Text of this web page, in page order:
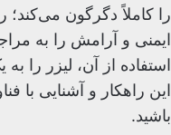
را کاملاً دگرگون می‌کند؛
ایمنی و آرامش را به
استفاده از آن، لیزر را
این راهکار و آشنایی با
باشید.